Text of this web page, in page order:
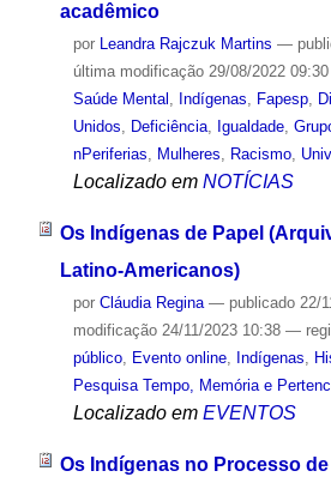
acadêmico
por Leandra Rajczuk Martins —
última modificação29/08/2022 09:30
Saúde Mental , Indígenas, Fapesp,
Unidos, Deficiência, Igualdade,
nPeriferias, Mulheres, Racismo,
Localizado em NOTÍCIAS
Os Indígenas de Papel
Latino-Americanos)
por Cláudia Regina — publicado22/
modificação24/11/2023 10:38 —
público, Evento online, Indígenas,
Pesquisa Tempo, Memória e
Localizado em EVENTOS
Os Indígenas no Processo